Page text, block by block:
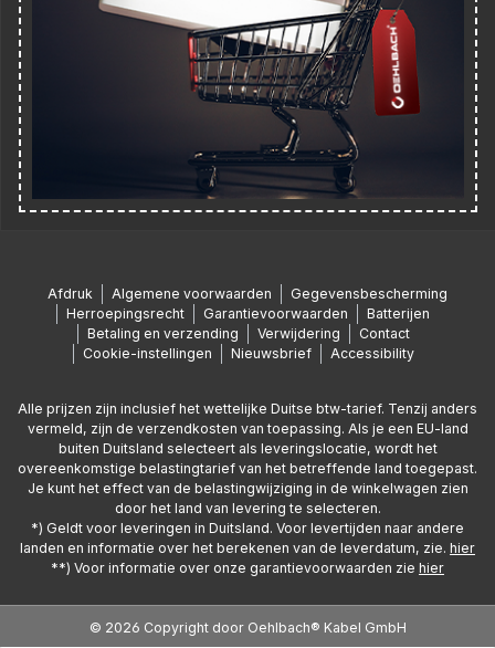
Afdruk Algemene voorwaarden
Gegevensbescherming
Herroepingsrecht
Garantievoorwaarden
Batterijen
Betaling en verzending
Verwijdering
Contact
Cookie-instellingen
Nieuwsbrief Accessibility
Alle prijzen zijn inclusief het wettelijke Duitse btw-tarief. Tenzij anders
vermeld, zijn de verzendkosten van toepassing. Als je een EU-land
buiten Duitsland selecteert als leveringslocatie, wordt het
overeenkomstige belastingtarief van het betreffende land toegepast.
Je kunt het effect van de belastingwijziging in de winkelwagen zien
door het land van levering te selecteren.
*) Geldt voor leveringen in Duitsland. Voor levertijden naar andere
landen en informatie over het berekenen van de leverdatum, zie. hier
**) Voor informatie over onze garantievoorwaarden zie hier
© 2026 Copyright door Oehlbach® Kabel GmbH